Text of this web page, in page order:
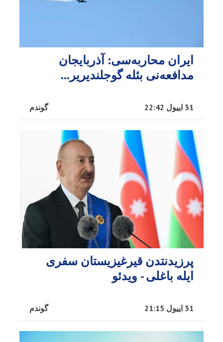
ایران محاربه‌سی: آذربایجان
مدافعه‌نی بئله گوجلندیریر...
گوندم 31 اییول 22:42
پرزیدنتدن قیرغیزیستان سفری
ایله باغلی - ویدئو
گوندم 31 اییول 21:15